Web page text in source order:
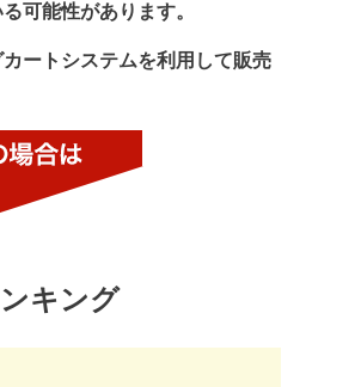
可能性があります。
ートシステムを利用して販売
キング